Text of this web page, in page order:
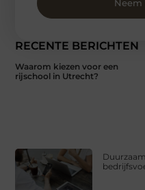
RECENTE BERICHTEN
Waarom kiezen voor een
rijschool in Utrecht?
Neem